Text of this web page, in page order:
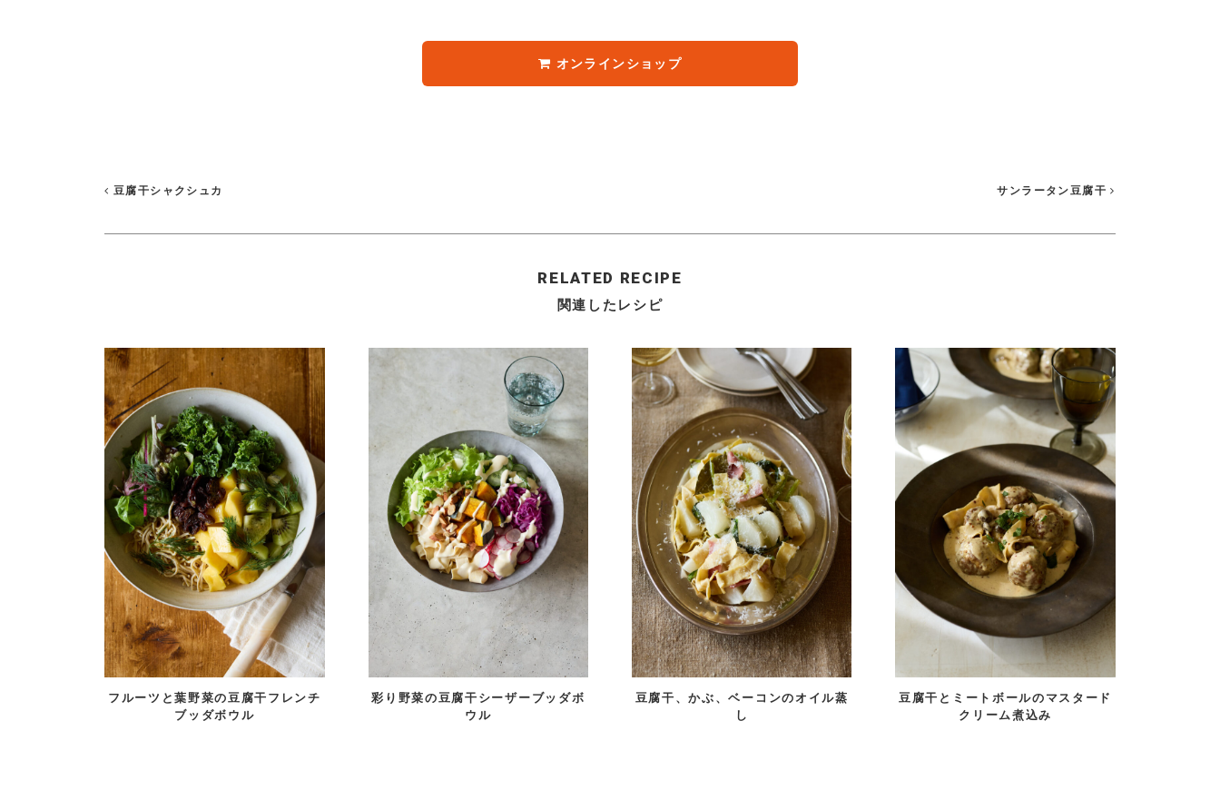
オンラインショップ
豆腐干シャクシュカ サンラータン豆腐干
RELATED RECIPE
関連したレシピ
フルーツと葉野菜の豆腐干フレンチ
ブッダボウル
彩り野菜の豆腐干シーザーブッダボ
ウル
豆腐干、かぶ、ベーコンのオイル蒸
し
豆腐干とミートボールのマスタード
クリーム煮込み